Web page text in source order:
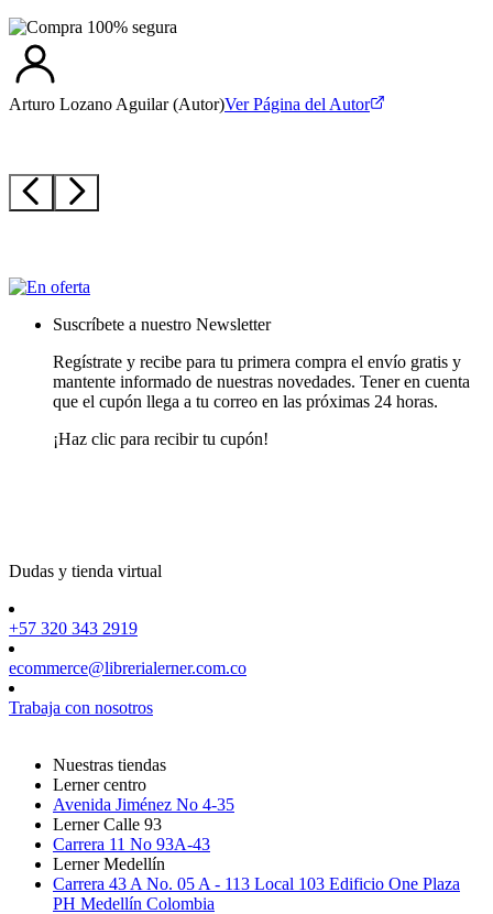
Arturo Lozano Aguilar(Autor)Ver Página del Autor
Suscríbete a nuestro Newsletter
Regístrate y recibe para tu primera compra el envío gratis y
mantente informado de nuestras novedades. Tener en cuenta
que el cupón llega a tu correo en las próximas 24 horas.
¡Haz clic para recibir tu cupón!
Dudas y tienda virtual
+57 320 343 2919
ecommerce@librerialerner.com.co
Trabaja con nosotros
Nuestras tiendas
Lerner centro
Avenida Jiménez No 4-35
Lerner Calle 93
Carrera 11 No 93A-43
Lerner Medellín
Carrera 43 A No. 05 A - 113 Local 103 Edificio One Plaza
PH Medellín Colombia